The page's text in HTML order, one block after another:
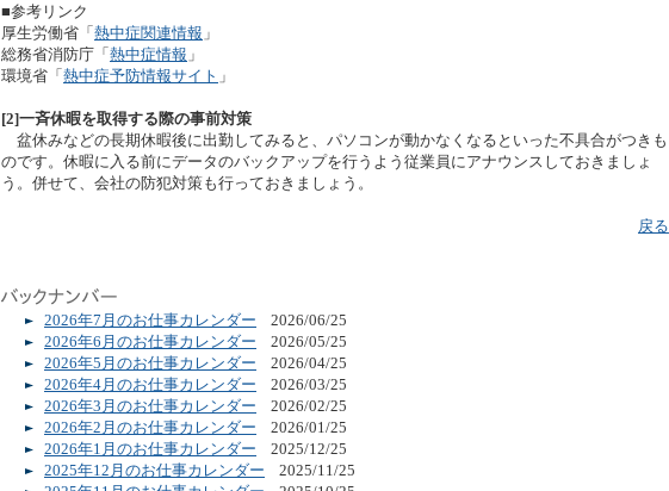
■参考リンク
厚生労働省「 熱中症関連情報 」
総務省消防庁「 熱中症情報 」
環境省「 熱中症予防情報サイト 」
[2]一斉休暇を取得する際の事前対策
盆休みなどの長期休暇後に出勤してみると、パソコンが動かなくなるといった不具合がつきも
のです。休暇に入る前にデータのバックアップを行うよう従業員にアナウンスしておきましょ
う。併せて、会社の防犯対策も行っておきましょう。
戻る
2026年7月のお仕事カレンダー
2026/06/25
2026年6月のお仕事カレンダー
2026/05/25
2026年5月のお仕事カレンダー
2026/04/25
2026年4月のお仕事カレンダー
2026/03/25
2026年3月のお仕事カレンダー
2026/02/25
2026年2月のお仕事カレンダー
2026/01/25
2026年1月のお仕事カレンダー
2025/12/25
2025年12月のお仕事カレンダー
2025/11/25